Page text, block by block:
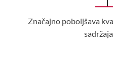
Značajno poboljšava